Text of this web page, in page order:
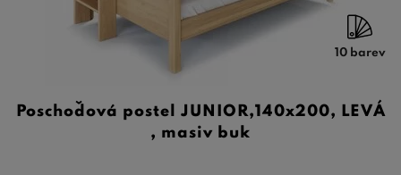
10 barev
Poschoďová postel JUNIOR,140x200, LEVÁ
, masiv buk